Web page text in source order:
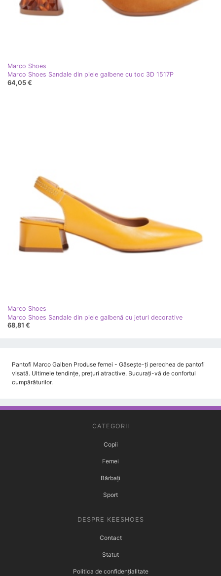
Marco Shoes
Marco Shoes Sandale din piele galbene cu toc 3D 1517P
64,05 €
Marco Shoes
Marco Shoes Sandale din piele galbenă cu jeturi decorative
68,81 €
Pantofi Marco Galben Produse femei - Găsește-ți perechea de pantofi
visată. Ultimele tendințe, prețuri atractive. Bucurați-vă de confortul
cumpărăturilor.
CATEGORII
Copii
Femei
Bărbați
Sport
DESPRE KEESHOES
Contact
Statut
Politica de confidențialitate